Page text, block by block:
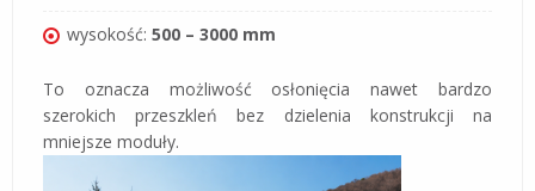
wysokość: 500 – 3000 mm
To oznacza możliwość osłonięcia nawet bardzo
szerokich przeszkleń bez dzielenia konstrukcji na
mniejsze moduły.